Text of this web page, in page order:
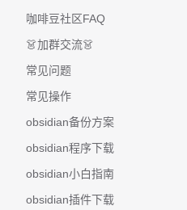
咖啡豆社区FAQ
👗加群交流👗
常见问题
常见操作
obsidian备份方案
obsidian程序下载
obsidian小白指南
obsidian插件下载